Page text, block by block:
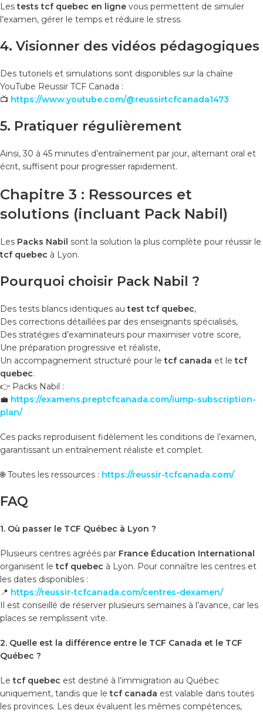
Lestests tcf quebec en ligne vous permettent de simuler
l’examen, gérer le temps et réduire le stress.
4. Visionner des vidéos pédagogiques
Des tutoriels et simulations sont disponibles sur la chaîne
YouTube Reussir TCF Canada :
📺 https://www.youtube.com/@reussirtcfcanada1473
5. Pratiquer régulièrement
Ainsi, 30 à 45 minutes d’entraînement par jour, alternant oral et
écrit, suffisent pour progresser rapidement.
Chapitre 3 : Ressources et
solutions (incluant Pack Nabil)
Les Packs Nabil sont la solution la plus complète pour réussir le
tcf quebec à Lyon.
Pourquoi choisir Pack Nabil ?
Des tests blancs identiques autest tcf quebec,
Des corrections détaillées par des enseignants spécialisés,
Des stratégies d’examinateurs pour maximiser votre score,
Une préparation progressive et réaliste,
Un accompagnement structuré pour letcf canada et letcf
quebec.
👉 Packs Nabil :
💼 https://examens.preptcfcanada.com/iump-subscription-
plan/
Ces packs reproduisent fidèlement les conditions de l’examen,
garantissant un entraînement réaliste et complet.
🌐 Toutes les ressources : https://reussir-tcfcanada.com/
FAQ
1. Où passer le TCF Québec à Lyon ?
Plusieurs centres agréés par France Éducation International
organisent letcf quebec à Lyon. Pour connaître les centres et
les dates disponibles :
📍 https://reussir-tcfcanada.com/centres-dexamen/
Il est conseillé de réserver plusieurs semaines à l’avance, car les
places se remplissent vite.
2. Quelle est la différence entre le TCF Canada et le TCF
Québec ?
Letcf quebec est destiné à l’immigration au Québec
uniquement, tandis que letcf canada est valable dans toutes
les provinces. Les deux évaluent les mêmes compétences,